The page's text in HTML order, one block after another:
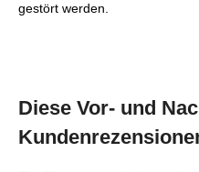
gestört werden.
Diese Vor- und